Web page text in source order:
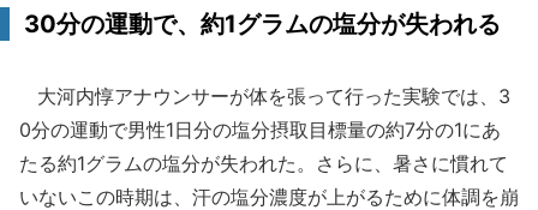
30分の運動で、約1グラムの塩分が失われる
大河内惇アナウンサーが体を張って行った実験では、3
0分の運動で男性1日分の塩分摂取目標量の約7分の1にあ
たる約1グラムの塩分が失われた。さらに、暑さに慣れて
いないこの時期は、汗の塩分濃度が上がるために体調を崩